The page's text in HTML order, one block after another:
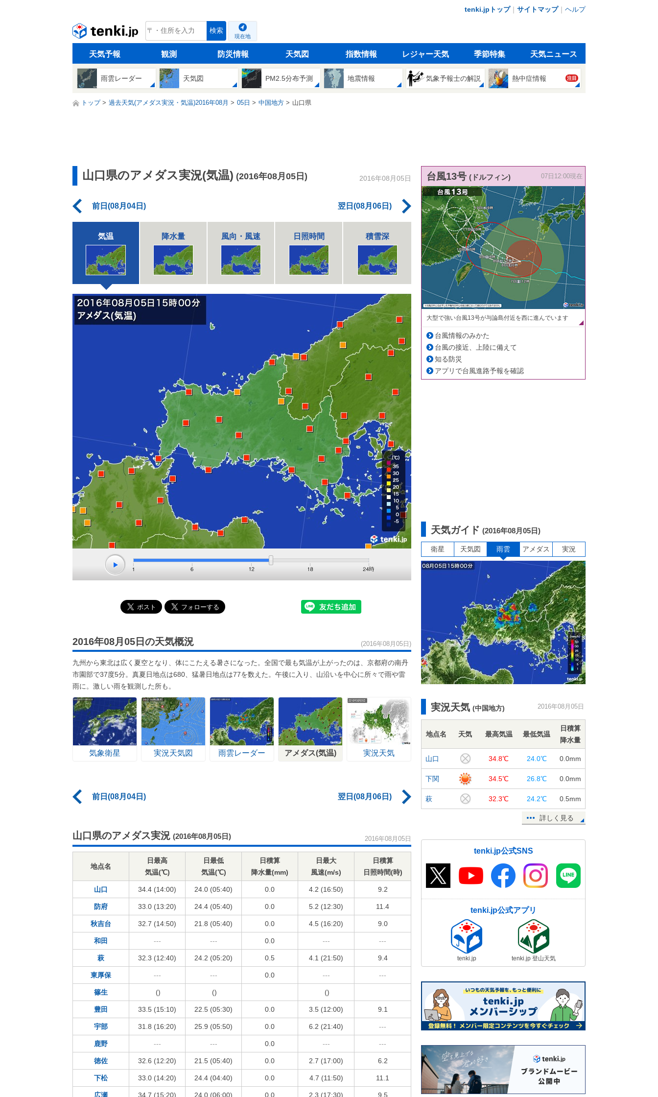
tenki.jpトップ｜ サイトマップ｜ ヘルプ
tenki.jp 検索
現在地
天気予報 観測 防災情報 天気図 指数情報 レジャー天気 季節特集 天気ニュース
雨雲レーダー 天気図 PM2.5分布予測 地震情報 気象予報士の解説 熱中症情報 注目
トップ 過去天気(アメダス実況・気温)2016年08月 05日 中国地方 山口県
山口県のアメダス実況(気温) (2016年08月05日) 2016年08月05日
前日(08月04日) 翌日(08月06日)
気温 降水量 風向・風速 日照時間 積雪深
2016年08月05日の天気概況 (2016年08月05日)
九州から東北は広く夏空となり、体にこたえる暑さになった。全国で最も気温が上がったのは、京都府の南丹
市園部で37度5分。真夏日地点は680、猛暑日地点は77を数えた。午後に入り、山沿いを中心に所々で雨や雷
雨に。激しい雨を観測した所も。
気象衛星 実況天気図 雨雲レーダー アメダス(気温) 実況天気
前日(08月04日) 翌日(08月06日)
山口県のアメダス実況 (2016年08月05日) 2016年08月05日
地点名
日最高
気温(℃)
日最低
気温(℃)
日積算
降水量(mm)
日最大
風速(m/s)
日積算
日照時間(時)
山口 34.4 (14:00) 24.0 (05:40) 0.0 4.2 (16:50) 9.2
防府 33.0 (13:20) 24.4 (05:40) 0.0 5.2 (12:30) 11.4
秋吉台 32.7 (14:50) 21.8 (05:40) 0.0 4.5 (16:20) 9.0
和田 --- --- 0.0 --- ---
萩 32.3 (12:40) 24.2 (05:20) 0.5 4.1 (21:50) 9.4
東厚保 --- --- 0.0 --- ---
篠生 () () ()
豊田 33.5 (15:10) 22.5 (05:30) 0.0 3.5 (12:00) 9.1
宇部 31.8 (16:20) 25.9 (05:50) 0.0 6.2 (21:40) ---
鹿野 --- --- 0.0 --- ---
徳佐 32.6 (12:20) 21.5 (05:40) 0.0 2.7 (17:00) 6.2
下松 33.0 (14:20) 24.4 (04:40) 0.0 4.7 (11:50) 11.1
広瀬 34.7 (15:20) 24.0 (06:00) 0.0 2.3 (17:30) 9.5
台風13号 (ドルフィン) 07日12:00現在
大型で強い台風13号が与論島付近を西に進んでいます
台風情報のみかた
台風の接近、上陸に備えて
知る防災
アプリで台風進路予報を確認
天気ガイド (2016年08月05日)
衛星 天気図 雨雲 アメダス 実況
実況天気 (中国地方) 2016年08月05日
地点名 天気 最高気温 最低気温
日積算
降水量
山口 34.8℃ 24.0℃ 0.0mm
下関 34.5℃ 26.8℃ 0.0mm
萩 32.3℃ 24.2℃ 0.5mm
詳しく見る
tenki.jp公式SNS
tenki.jp公式アプリ
tenki.jp tenki.jp 登山天気